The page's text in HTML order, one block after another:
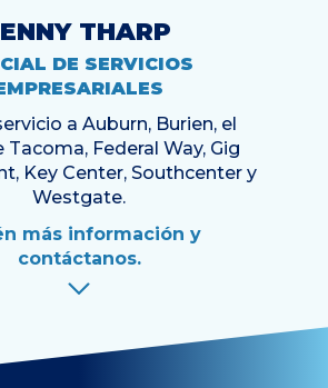
THARP
DE SERVICIOS
a Auburn, Burien, el
Tacoma, Federal Way, Gig
Key Center, Southcenter y
Westgate.
más información y
contáctanos.